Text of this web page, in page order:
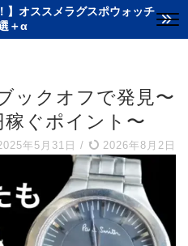
】オススメラグスポウォッチ
＋α
ックオフで発見〜
ぐポイント〜
年5月31日 / 2026年8月2日